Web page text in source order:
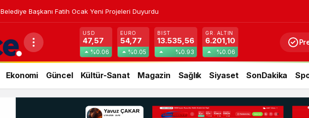
Yeni Parti Düzce Örgütü Kuruldu: Özcan Dağıstanlı Görev Dağılımını Açıkladı !
USD
47,57
%0.06
EURO
54,77
%0.05
BIST
13.535,56
%0.93
GR. ALTIN
6.201,10
%0.06
Ekonomi Güncel Kültür-Sanat Magazin Sağlık Siyaset SonDakika